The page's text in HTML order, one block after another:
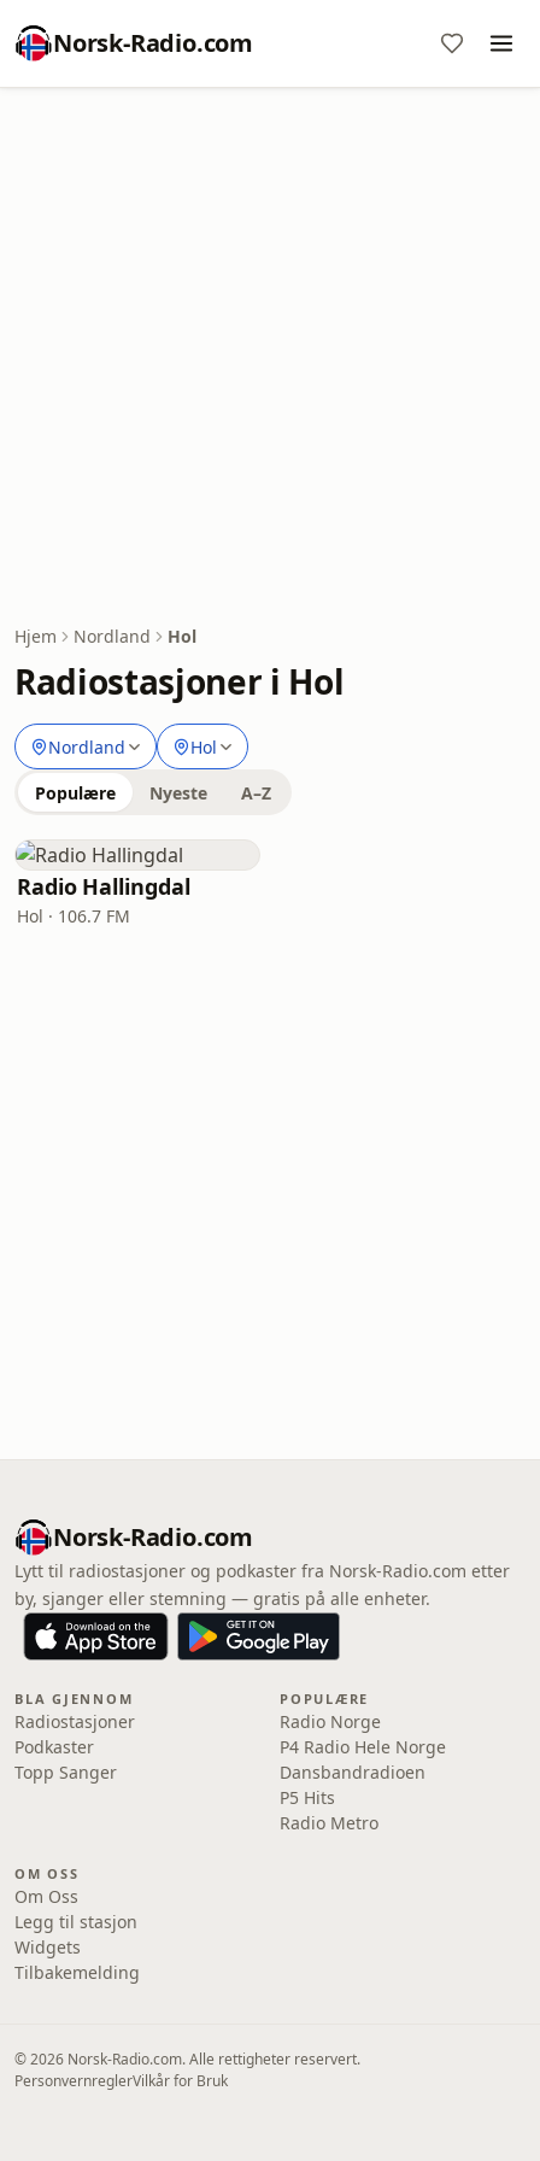
Norsk-Radio.com
Hjem Nordland Hol
Radiostasjoner i Hol
Nordland Hol
Populære Nyeste A–Z
Radio Hallingdal
Hol · 106.7 FM
Norsk-Radio.com
Lytt til radiostasjoner og podkaster fra Norsk-Radio.com etter
by, sjanger eller stemning — gratis på alle enheter.
BLA GJENNOM
Radiostasjoner
Podkaster
Topp Sanger
POPULÆRE
Radio Norge
P4 Radio Hele Norge
Dansbandradioen
P5 Hits
Radio Metro
OM OSS
Om Oss
Legg til stasjon
Widgets
Tilbakemelding
© 2026 Norsk-Radio.com. Alle rettigheter reservert.
PersonvernreglerVilkår for Bruk